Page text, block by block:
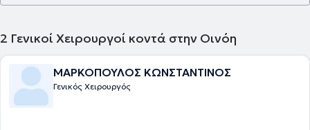
2 Γενικοί Χειρουργοί κοντά στην Οινόη
ΜΑΡΚΟΠΟΥΛΟΣ ΚΩΝΣΤΑΝΤΙΝΟΣ
Γενικός Χειρουργός